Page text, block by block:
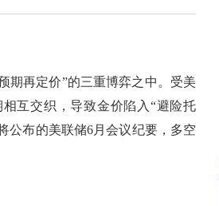
再定价”的三重博弈之中。受美
互交织，导致金价陷入“避险托
公布的美联储6月会议纪要，多空